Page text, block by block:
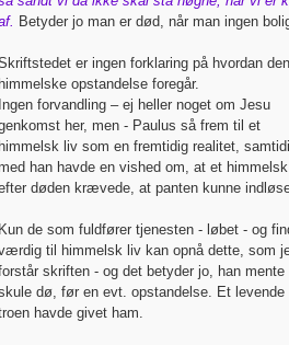
Betyder jo man er død, når man ingen
er ingen forklaring på hvordan den
himmelske opstandelse foregår.
Ingen forvandling – ej heller noget om Jesu
her, men - Paulus så frem til et
himmelsk liv som en fremtidig realitet,
han havde en vished om, at et
døden krævede, at panten kunne
Kun de som fuldfører tjenesten - løbet - og
til himmelsk liv kan opnå dette, som
skriften - og det betyder jo, han mente
dø, før en evt. opstandelse. Et levende
havde givet ham.